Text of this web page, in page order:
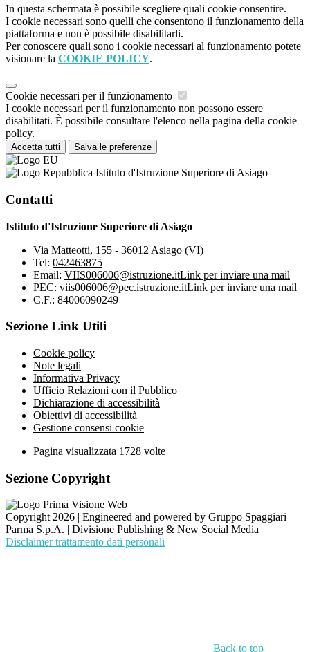
In questa schermata è possibile scegliere quali cookie consentire.
I cookie necessari sono quelli che consentono il funzionamento della
piattaforma e non è possibile disabilitarli.
Per conoscere quali sono i cookie necessari al funzionamento potete
visionare la COOKIE POLICY.
Cookie necessari per il funzionamento
I cookie necessari per il funzionamento non possono essere
disabilitati. È possibile consultare l'elenco nella pagina della cookie
policy.
Accetta tutti Salva le preferenze
Istituto d'Istruzione Superiore di Asiago
Contatti
Istituto d'Istruzione Superiore di Asiago
Via Matteotti, 155 - 36012 Asiago (VI)
Tel: 042463875
Email: VIIS006006@istruzione.itLink per inviare una mail
PEC: viis006006@pec.istruzione.itLink per inviare una mail
C.F.: 84006090249
Sezione Link Utili
Cookie policy
Note legali
Informativa Privacy
Ufficio Relazioni con il Pubblico
Dichiarazione di accessibilità
Obiettivi di accessibilità
Gestione consensi cookie
Pagina visualizzata 1728 volte
Sezione Copyright
Copyright 2026 | Engineered and powered by Gruppo Spaggiari
Parma S.p.A. | Divisione Publishing & New Social Media
Disclaimer trattamento dati personali
Back to top